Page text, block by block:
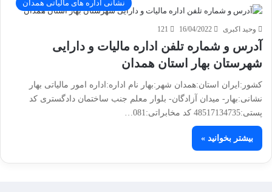
نشانی اداره های مالیاتی همدان
وحید اکبری 16/04/2022
121
آدرس و شماره تلفن اداره مالیات و دارایی
شهرستان بهار استان همدان
کشور:ایران استان:همدان شهر:بهار نام اداره:اداره امور مالیاتی بهار
نشانی:بهار- میدان آزادگان- بلوار معلم جنب ساختمان دادگستری کد
پستی:48517134735 کد مخابراتی:081…
بیشتر بخوانید »